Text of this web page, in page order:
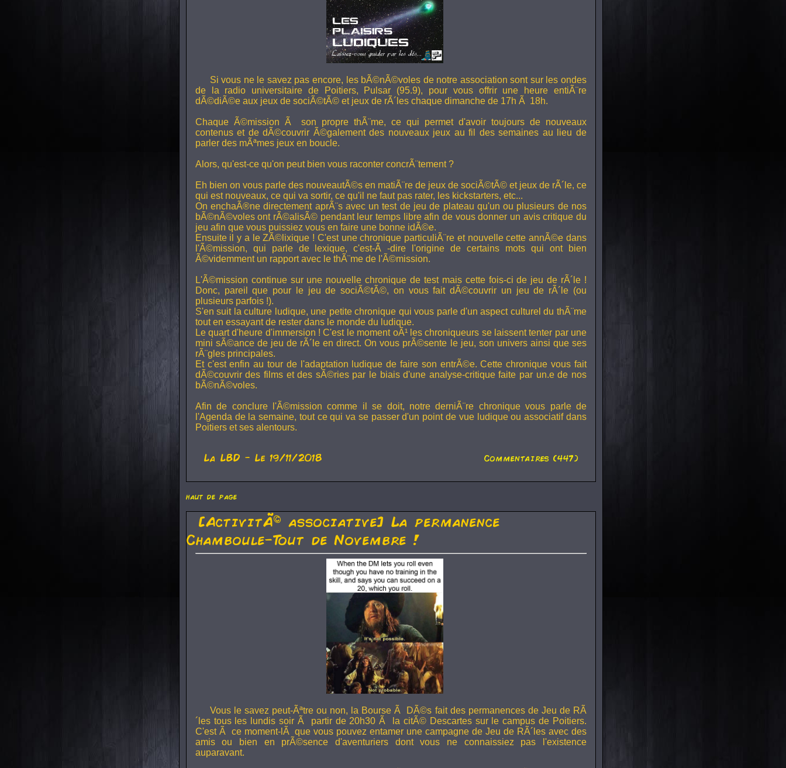
Si vous ne le savez pas encore, les bÃ©nÃ©voles de notre association sont sur les ondes
de la radio universitaire de Poitiers, Pulsar (95.9), pour vous offrir une heure entiÃ¨re
dÃ©diÃ©e aux jeux de sociÃ©tÃ© et jeux de rÃ´les chaque dimanche de 17h Ã 18h.
Chaque Ã©mission Ã son propre thÃ¨me, ce qui permet d'avoir toujours de nouveaux
contenus et de dÃ©couvrir Ã©galement des nouveaux jeux au fil des semaines au lieu de
parler des mÃªmes jeux en boucle.
Alors, qu'est-ce qu'on peut bien vous raconter concrÃ¨tement ?
Eh bien on vous parle des nouveautÃ©s en matiÃ¨re de jeux de sociÃ©tÃ© et jeux de rÃ´le, ce
qui est nouveaux, ce qui va sortir, ce qu'il ne faut pas rater, les kickstarters, etc...
On enchaÃ®ne directement aprÃ¨s avec un test de jeu de plateau qu'un ou plusieurs de nos
bÃ©nÃ©voles ont rÃ©alisÃ© pendant leur temps libre afin de vous donner un avis critique du
jeu afin que vous puissiez vous en faire une bonne idÃ©e.
Ensuite il y a le ZÃ©lixique ! C'est une chronique particuliÃ¨re et nouvelle cette annÃ©e dans
l'Ã©mission, qui parle de lexique, c'est-Ã -dire l'origine de certains mots qui ont bien
Ã©videmment un rapport avec le thÃ¨me de l'Ã©mission.
L'Ã©mission continue sur une nouvelle chronique de test mais cette fois-ci de jeu de rÃ´le !
Donc, pareil que pour le jeu de sociÃ©tÃ©, on vous fait dÃ©couvrir un jeu de rÃ´le (ou
plusieurs parfois !).
S'en suit la culture ludique, une petite chronique qui vous parle d'un aspect culturel du thÃ¨me
tout en essayant de rester dans le monde du ludique.
Le quart d'heure d'immersion ! C'est le moment oÃ¹ les chroniqueurs se laissent tenter par une
mini sÃ©ance de jeu de rÃ´le en direct. On vous prÃ©sente le jeu, son univers ainsi que ses
rÃ¨gles principales.
Et c'est enfin au tour de l'adaptation ludique de faire son entrÃ©e. Cette chronique vous fait
dÃ©couvrir des films et des sÃ©ries par le biais d'une analyse-critique faite par un.e de nos
bÃ©nÃ©voles.
Afin de conclure l'Ã©mission comme il se doit, notre derniÃ¨re chronique vous parle de
l'Agenda de la semaine, tout ce qui va se passer d'un point de vue ludique ou associatif dans
Poitiers et ses alentours.
La LBD - Le 19/11/2018 Commentaires (447)
haut de page
[ActivitÃ© associative] La permanence
Chamboule-Tout de Novembre !
Vous le savez peut-Ãªtre ou non, la Bourse Ã DÃ©s fait des permanences de Jeu de RÃ
´les tous les lundis soir Ã partir de 20h30 Ã la citÃ© Descartes sur le campus de Poitiers.
C'est Ã ce moment-lÃ que vous pouvez entamer une campagne de Jeu de RÃ´les avec des
amis ou bien en prÃ©sence d'aventuriers dont vous ne connaissiez pas l'existence
auparavant.